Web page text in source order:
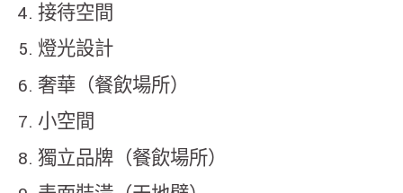
接待空間
燈光設計
奢華（餐飲場所）
小空間
獨立品牌（餐飲場所）